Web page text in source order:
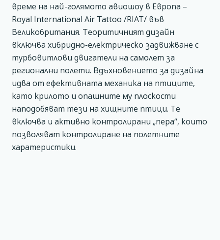
време на най-голямото авиошоу в Европа –
Royal International Air Tattoo /RIAT/ във
Великобритания. Теоритичният дизайн
включва хибридно-електрическо задвижване с
турбовитлови двигатели на самолет за
регионални полети. Вдъхновението за дизайна
идва от ефективната механика на птиците,
като крилото и опашните му плоскости
наподобяват тези на хищните птици. Те
включва и активно контролирани „пера“, които
позволяват контролиране на полетните
харатеристики.